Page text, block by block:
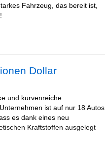
Fahrzeug, das bereit ist,
Dollar
und kurvenreiche
ist auf nur 18 Autos
es dank eines neu
Kraftstoffen ausgelegt